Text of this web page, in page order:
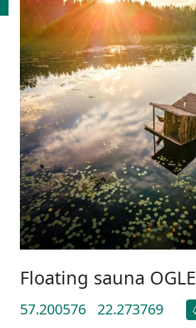
Floating sauna OGLE
57.200576 22.273769